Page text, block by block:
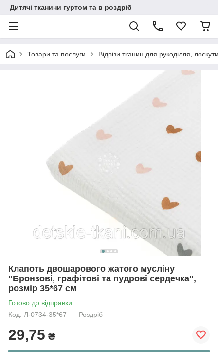
Дитячі тканини гуртом та в роздріб
Товари та послуги Відрізи тканин для рукоділля, лоскути
Клапоть двошарового жатого мусліну
"Бронзові, графітові та пудрові сердечка",
розмір 35*67 см
Готово до відправки
Код: Л-0734-35*67
Роздріб
29,75 ₴